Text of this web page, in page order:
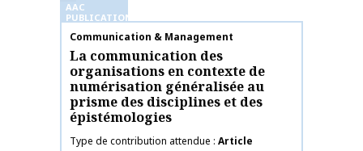
AAC
PUBLICATIONS
Nom de la publication
Communication & Management
La communication des
organisations en contexte de
numérisation généralisée au
prisme des disciplines et des
épistémologies
Type de contribution attendue Article